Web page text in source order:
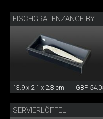
FISCHGRÄTENZANGE BY DANNY KHEZZAR
13.9 x 2.1 x 2.3 cm GBP
SERVIERLÖFFEL